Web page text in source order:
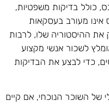
כולל בדיקות משפטיות,
אינו מעורב בעסקאות
את ההיסטוריה שלו, לרבות
לשכור אנשי מקצוע
כדי לבצע את הבדיקות
של השוכר הנוכחי, אם קיים